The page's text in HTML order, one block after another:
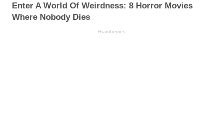
Enter A World Of Weirdness: 8 Horror Movies
Where Nobody Dies
Brainberries